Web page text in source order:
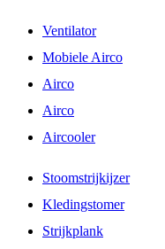
Ventilator
Mobiele Airco
Airco
Airco
Aircooler
Stoomstrijkijzer
Kledingstomer
Strijkplank